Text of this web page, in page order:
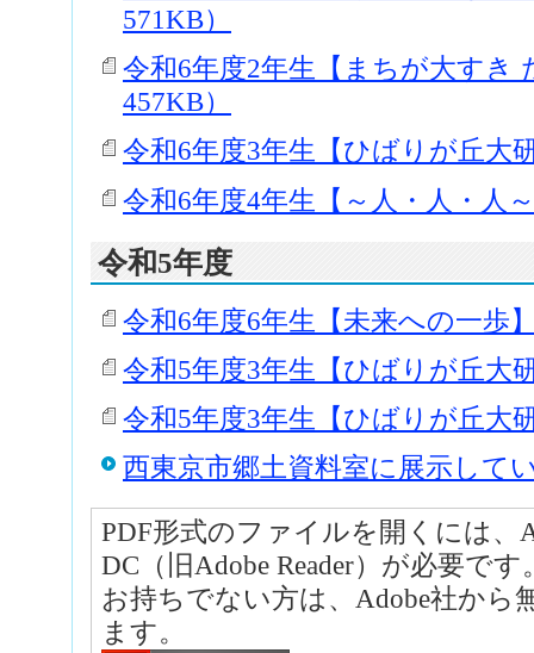
571KB）
令和6年度2年生【まちが大すき
457KB）
令和6年度3年生【ひばりが丘大
令和6年度4年生【～人・人・人
令和5年度
令和6年度6年生【未来への一歩
令和5年度3年生【ひばりが丘大
令和5年度3年生【ひばりが丘大
西東京市郷土資料室に展示して
PDF形式のファイルを開くには、
DC（旧Adobe Reader）が必要です
お持ちでない方は、Adobe社から
ます。